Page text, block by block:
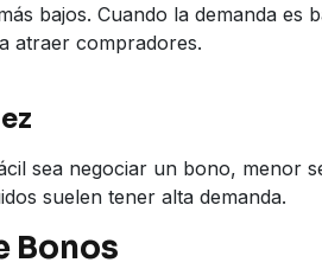
bajos. Cuando la demanda es
atraer compradores.
sea negociar un bono, menor
suelen tener alta demanda.
Bonos